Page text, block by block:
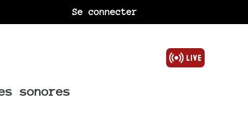
Se connecter
sonores